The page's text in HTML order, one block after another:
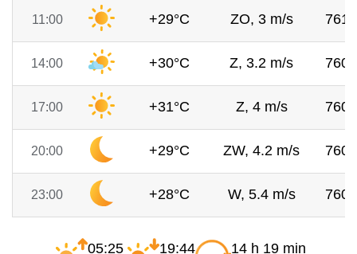
11:00 +29°C ZO, 3 m/s 761
14:00 +30°C Z, 3.2 m/s 760
17:00 +31°C Z, 4 m/s 760
20:00 +29°C ZW, 4.2 m/s 760
23:00 +28°C W, 5.4 m/s 760
05:25 19:44 14 h 19 min